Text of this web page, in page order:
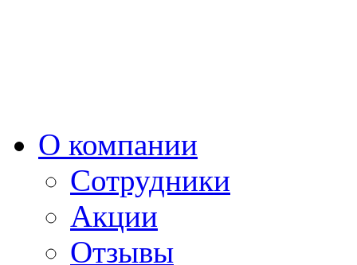
О компании
Сотрудники
Акции
Отзывы